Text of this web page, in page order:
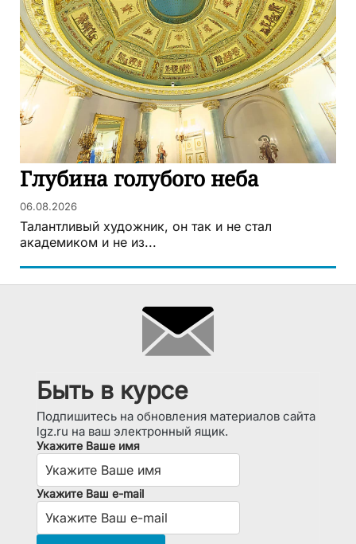
Глубина голубого неба
06.08.2026
Талантливый художник, он так и не стал
академиком и не из...
Быть в курсе
Подпишитесь на обновления материалов сайта
lgz.ru на ваш электронный ящик.
Укажите Ваше имя
Укажите Ваш e-mail